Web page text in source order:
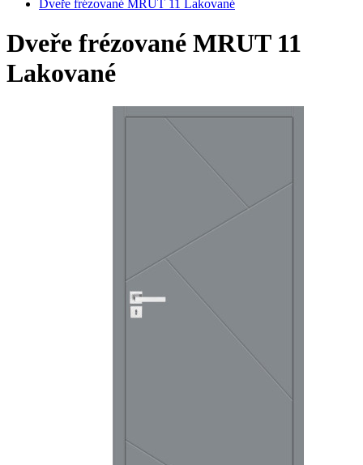
Dveře frézované MRUT 11 Lakované
Dveře frézované MRUT 11
Lakované